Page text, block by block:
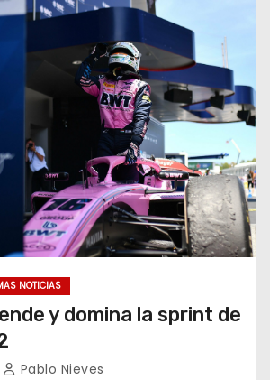
NOTICIAS
y domina la sprint de
Pablo Nieves